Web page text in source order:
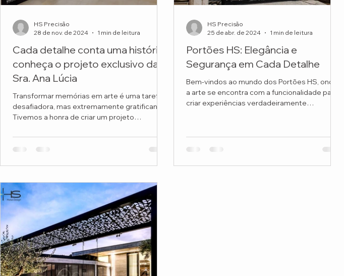
Cada detalhe conta uma história:
conheça o projeto exclusivo da
Sra. Ana Lúcia
Transformar memórias em arte é uma tarefa
desafiadora, mas extremamente gratificante.
Tivemos a honra de criar um projeto
HS Precisão
28 de nov. de 2024
1 min de leitura
Portões HS: Elegância e
Segurança em Cada Detalhe
Bem-vindos ao mundo dos Portões HS, onde
a arte se encontra com a funcionalidade para
criar experiências verdadeiramente
HS Precisão
25 de abr. de 2024
1 min de leitura